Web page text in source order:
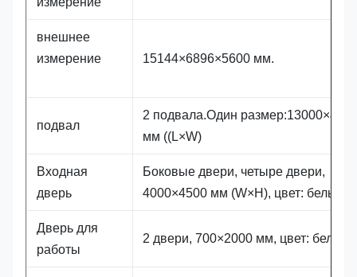
внешнее
измерение
15144×6896×5600 мм.
подвал
2 подвала.Один размер:13000×840
мм ((L×W)
Входная
дверь
Боковые двери, четыре двери,
4000×4500 мм (W×H), цвет: белый
Дверь для
работы
2 двери, 700×2000 мм, цвет: белый